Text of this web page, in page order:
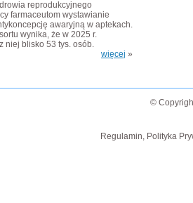
reprodukcyjnego
farmaceutom wystawianie
awaryjną w aptekach.
wynika, że w 2025 r.
niej blisko 53 tys. osób.
więcej »
©
Regulamin, Polityka